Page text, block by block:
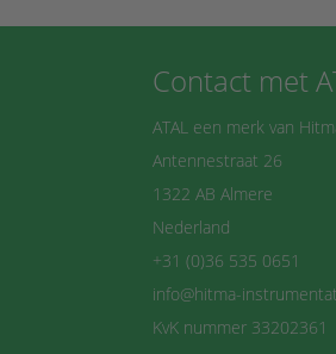
Contact met
ATAL een merk van
Antennestraat 26
1322 AB Almere
Nederland
+31 (0)36 535 0651
info@hitma-
KvK nummer 33202361